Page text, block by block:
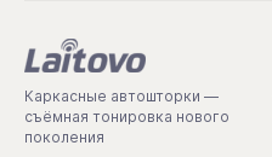
Каркасные автошторки —
съёмная тонировка нового
поколения